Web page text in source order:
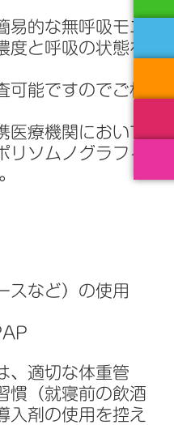
易的な無呼吸モニ
度と呼吸の状態を
可能ですのでご相
医療機関において
リソムノグラフィ
スなど）の使用
、適切な体重管
慣（就寝前の飲酒
入剤の使用を控え